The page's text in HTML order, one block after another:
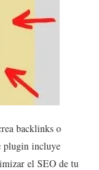
backlinks o
plugin incluye
el SEO de tu